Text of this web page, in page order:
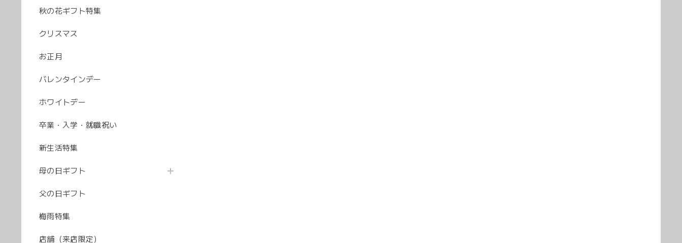
秋の花ギフト特集
クリスマス
お正月
バレンタインデー
ホワイトデー
卒業・入学・就職祝い
新生活特集
母の日ギフト
父の日ギフト
梅雨特集
店舗（来店限定）